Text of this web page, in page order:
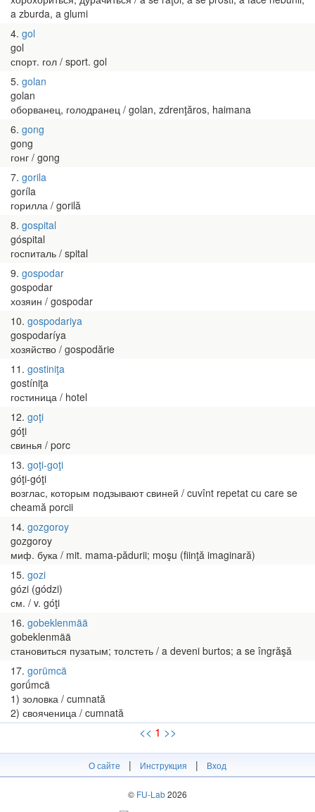
a zburda, a glumi
4 gol
gol
спорт. гол / sport. gol
5 golan
golan
оборванец, голодранец / golan, zdrenţăros, haimana
6 gong
gong
гонг / gong
7 gorila
goríla
горилла / gorilă
8 gospital
góspital
госпиталь / spital
9 gospodar
gospodar
хозяин / gospodar
10 gospodariya
gospodaríya
хозяйство / gospodărie
11 gostiniţa
gostíniţa
гостиница / hotel
12 goţi
góţi
свинья / porc
13 goţi-goţi
góţi-góţi
возглас, которым подзывают свиней / cuvînt repetat cu care se
cheamă porcii
14 gozgoroy
gozgoroy
миф. бука / mit. mama-pădurii; moşu (fiinţă imaginară)
15 gozi
gózi (gódzi)
см. / v. góţi
16 gobeklenmää
gobeklenmää
становиться пузатым; толстеть / a deveni burtos; a se îngrăşă
17 gorümcä
gorǘmcä
1) золовка / cumnată
2) свояченица / cumnată
<< 1 >>
О сайте | Инструкция | Вход
© FU-Lab2026